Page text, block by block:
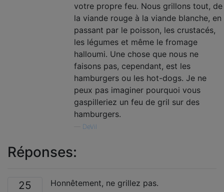
votre propre feu. Nous grillons tout, de
la viande rouge à la viande blanche, en
passant par le poisson, les crustacés,
les légumes et même le fromage
halloumi. Une chose que nous ne
faisons pas, cependant, est les
hamburgers ou les hot-dogs. Je ne
peux pas imaginer pourquoi vous
gaspilleriez un feu de gril sur des
hamburgers.
DeVil
Réponses:
25
Honnêtement, ne grillez pas.